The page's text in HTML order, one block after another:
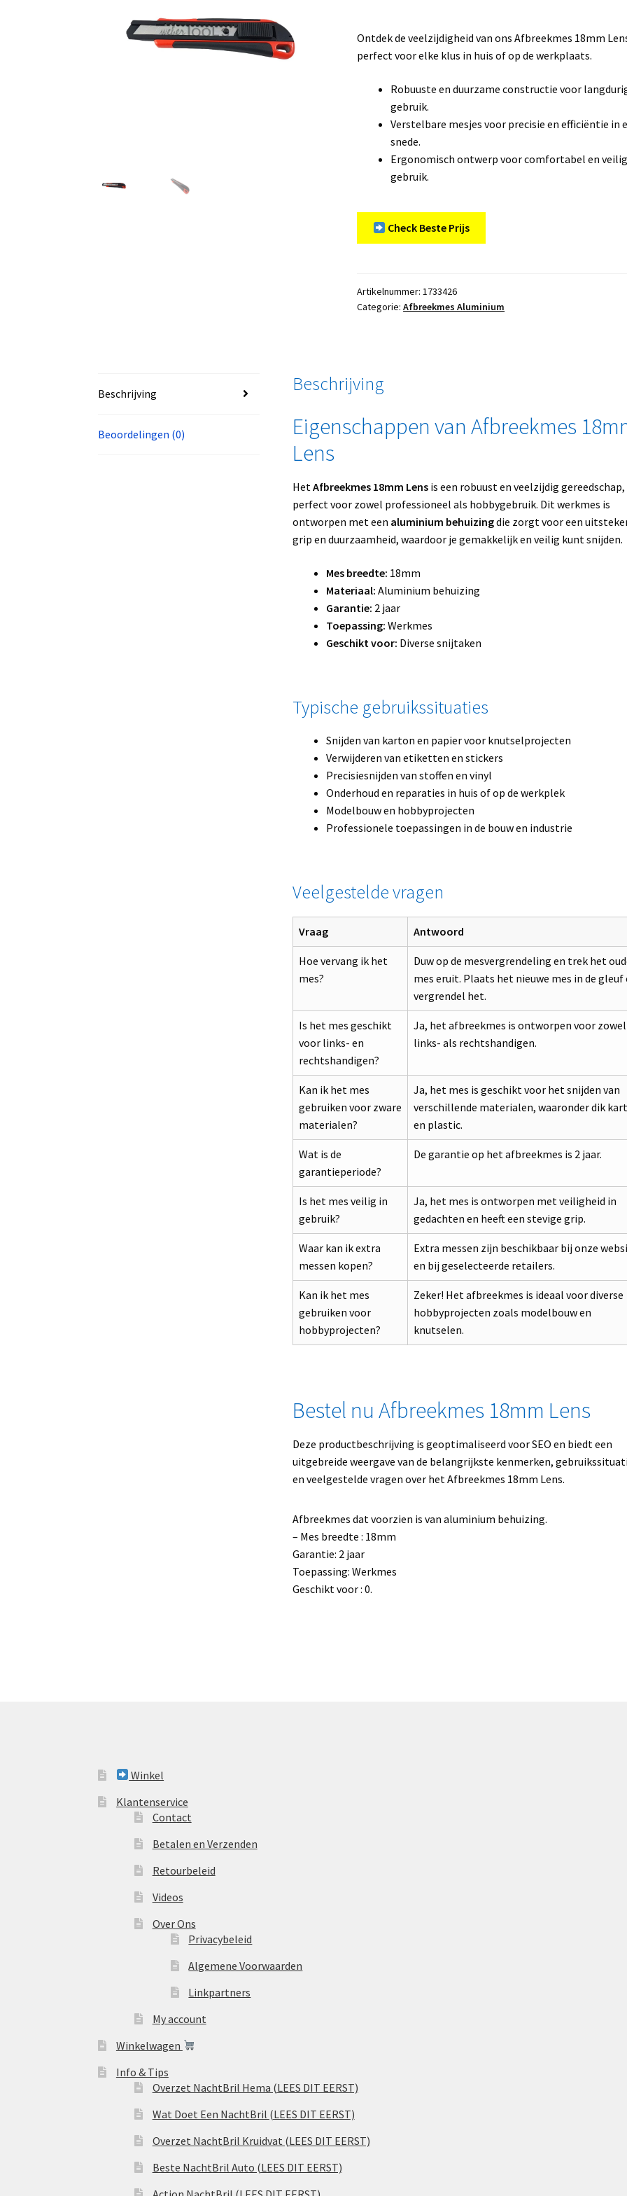
Ontdek de veelzijdigheid van ons Afbreekmes 18mm
perfect voor elke klus in huis of op de werkplaats.
Robuuste en duurzame constructie voor
gebruik.
Verstelbare mesjes voor precisie en efficiëntie in
snede.
Ergonomisch ontwerp voor comfortabel en
gebruik.
Check Beste Prijs
Artikelnummer:1733426
Categorie:Afbreekmes Aluminium
Beschrijving
Beoordelingen (0)
Beschrijving
Eigenschappen van Afbreekmes
Lens
Het Afbreekmes 18mm Lensis een robuust en veelzijdig gereedschap,
perfect voor zowel professioneel als hobbygebruik. Dit werkmes is
ontworpen met een aluminium behuizingdie zorgt voor een
grip en duurzaamheid, waardoor je gemakkelijk en veilig kunt snijden.
Mes breedte: 18mm
Materiaal: Aluminium behuizing
Garantie: 2 jaar
Toepassing: Werkmes
Geschikt voor: Diverse snijtaken
Typische gebruikssituaties
Snijden van karton en papier voor knutselprojecten
Verwijderen van etiketten en stickers
Precisiesnijden van stoffen en vinyl
Onderhoud en reparaties in huis of op de werkplek
Modelbouw en hobbyprojecten
Professionele toepassingen in de bouw en industrie
Veelgestelde vragen
Vraag Antwoord
Hoe vervang ik het
mes?
Duw op de mesvergrendeling en trek het
mes eruit. Plaats het nieuwe mes in de gleuf
vergrendel het.
Is het mes geschikt
voor links- en
rechtshandigen?
Ja, het afbreekmes is ontworpen voor zowel
links- als rechtshandigen.
Kan ik het mes
gebruiken voor zware
materialen?
Ja, het mes is geschikt voor het snijden van
verschillende materialen, waaronder dik
en plastic.
Wat is de
garantieperiode?
De garantie op het afbreekmes is 2 jaar.
Is het mes veilig in
gebruik?
Ja, het mes is ontworpen met veiligheid in
gedachten en heeft een stevige grip.
Waar kan ik extra
messen kopen?
Extra messen zijn beschikbaar bij onze
en bij geselecteerde retailers.
Kan ik het mes
gebruiken voor
hobbyprojecten?
Zeker! Het afbreekmes is ideaal voor diverse
hobbyprojecten zoals modelbouw en
knutselen.
Bestel nu Afbreekmes 18mm Lens
Deze productbeschrijving is geoptimaliseerd voor SEO en biedt een
uitgebreide weergave van de belangrijkste kenmerken,
en veelgestelde vragen over het Afbreekmes 18mm Lens.
Afbreekmes dat voorzien is van aluminium behuizing.
– Mes breedte : 18mm
Garantie: 2 jaar
Toepassing: Werkmes
Geschikt voor : 0.
Winkel
Klantenservice
Contact
Betalen en Verzenden
Retourbeleid
Videos
Over Ons
Privacybeleid
Algemene Voorwaarden
Linkpartners
My account
Winkelwagen
Info & Tips
Overzet NachtBril Hema (LEES DIT EERST)
Wat Doet Een NachtBril (LEES DIT EERST)
Overzet NachtBril Kruidvat (LEES DIT EERST)
Beste NachtBril Auto (LEES DIT EERST)